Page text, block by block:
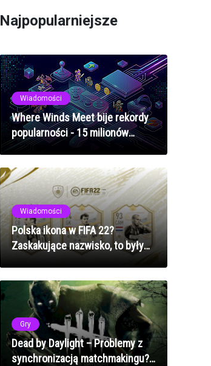
Najpopularniejsze
Wiadomości
Where Winds Meet bije rekordy
popularności - 15 milionów
graczy w miesiąc
Wiadomości
Polska ikona w FIFA 22?
Zaskakujące nazwisko, to były
Gry
Dead by Daylight – Problemy z
synchronizacją matchmakingu?